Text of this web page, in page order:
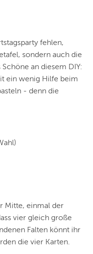
fehlen,
sondern auch die
an diesem DIY:
ein wenig Hilfe beim
- denn die
Mitte, einmal der
vier gleich große
Falten könnt ihr
die vier Karten.